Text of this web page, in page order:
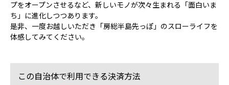
プをオープンさせるなど、新しいモノが次々生まれる「面白いま
ち」に進化しつつあります。
是非、一度お越しいただき「房総半島先っぽ」のスローライフを
体感してみてください。
この自治体で利用できる決済方法